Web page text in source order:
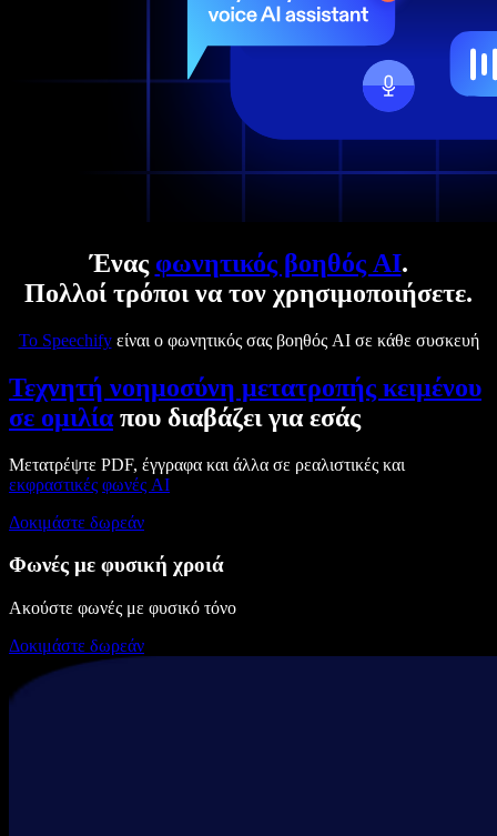
Ένας φωνητικός βοηθός AI.
Πολλοί τρόποι να τον χρησιμοποιήσετε.
Το Speechifyείναι ο φωνητικός σας βοηθός AI σε κάθε συσκευή
Τεχνητή νοημοσύνη μετατροπής κειμένου
σε ομιλία που διαβάζει για εσάς
Μετατρέψτε PDF, έγγραφα και άλλα σε ρεαλιστικές και
εκφραστικές φωνές AI
Δοκιμάστε δωρεάν
Φωνές με φυσική χροιά
Ακούστε φωνές με φυσικό τόνο
Δοκιμάστε δωρεάν